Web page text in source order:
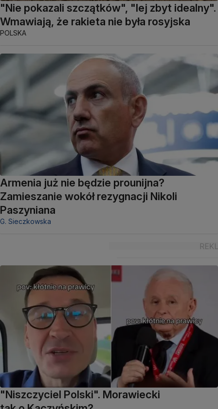
"Nie pokazali szczątków", "lej zbyt idealny".
Wmawiają, że rakieta nie była rosyjska
POLSKA
Armenia już nie będzie prounijna?
Zamieszanie wokół rezygnacji Nikoli
Paszyniana
G. Sieczkowska
"Niszczyciel Polski". Morawiecki